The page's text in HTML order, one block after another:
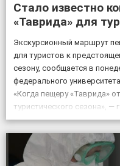
Стало известно
«Таврида» для
Экскурсионный маршрут
для туристов к
сезону, сообщается в
федерального
«Когда пещеру «Таврида»
туристического сезона»,
отмечается, что
безопасным. За